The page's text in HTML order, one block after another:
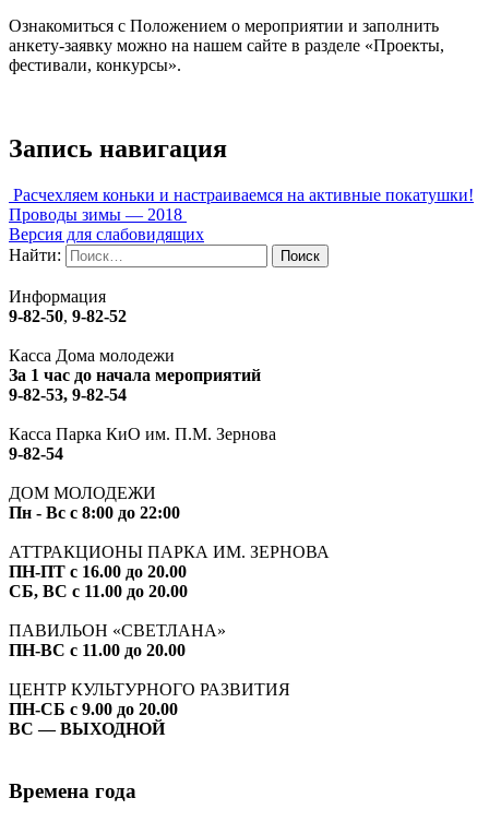
Ознакомиться с Положением о мероприятии и заполнить
анкету-заявку можно на нашем сайте в разделе «Проекты,
фестивали, конкурсы».
Запись навигация
Расчехляем коньки и настраиваемся на активные покатушки!
Проводы зимы — 2018
Версия для слабовидящих
Найти:
Информация
9-82-50, 9-82-52
Касса Дома молодежи
За 1 час до начала мероприятий
9-82-53, 9-82-54
Касса Парка КиО им. П.М. Зернова
9-82-54
ДОМ МОЛОДЕЖИ
Пн - Вс с 8:00 до 22:00
АТТРАКЦИОНЫ ПАРКА ИМ. ЗЕРНОВА
ПН-ПТ с 16.00 до 20.00
СБ, ВС с 11.00 до 20.00
ПАВИЛЬОН «СВЕТЛАНА»
ПН-ВС с 11.00 до 20.00
ЦЕНТР КУЛЬТУРНОГО РАЗВИТИЯ
ПН-СБ с 9.00 до 20.00
ВС — ВЫХОДНОЙ
Времена года